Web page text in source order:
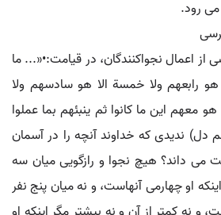
می رود.
از اعمال نجواکنندگان، در قیامت:•«... ما
رابعهم ولا خمسة الا هو سادسهم ولا
معهم این ما کانوا ثم ینبئهم بما عملوا
دل) ندیدی که خداوند آنچه را در آسمان
می داند؟ هیچ نجوا و رازگویی میان سه
او چهارمی آنهاست، و نه میان پنج نفر